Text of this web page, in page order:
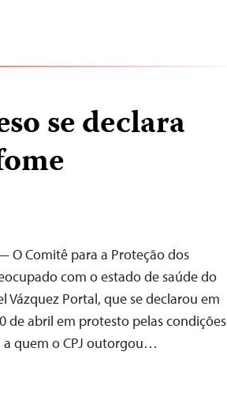
se declara
O Comitê para a Proteção dos
com o estado de saúde do
Vázquez Portal, que se declarou em
de abril em protesto pelas condições
a quem o CPJ outorgou…